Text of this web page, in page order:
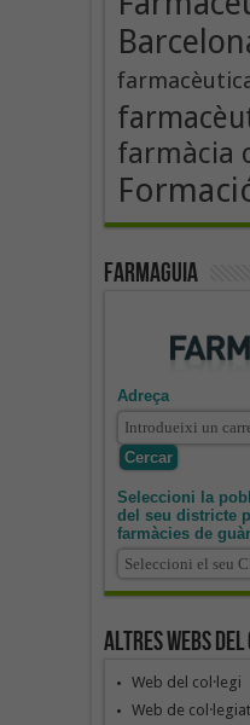
farmàcia
Farmaguia
Adreça
Seleccioni la
del seu districte
farmàcies de
Altres webs del
Web del col·legi
Web de